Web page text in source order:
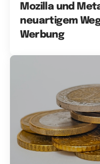
Mozilla und
neuartigem
Werbung